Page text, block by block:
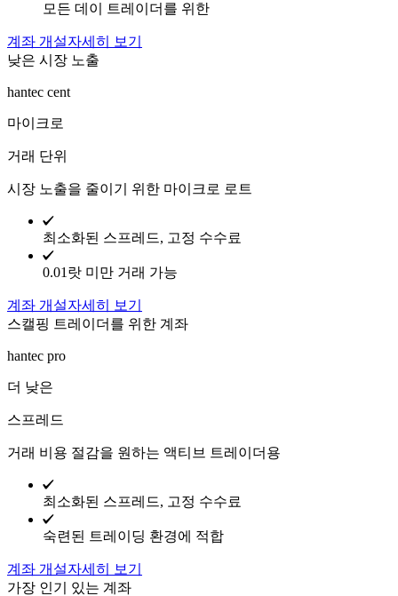
모든 데이 트레이더를 위한
계좌 개설자세히 보기
낮은 시장 노출
hantec cent
마이크로
거래 단위
시장 노출을 줄이기 위한 마이크로 로트
최소화된 스프레드, 고정 수수료
0.01랏 미만 거래 가능
계좌 개설자세히 보기
스캘핑 트레이더를 위한 계좌
hantec pro
더 낮은
스프레드
거래 비용 절감을 원하는 액티브 트레이더용
최소화된 스프레드, 고정 수수료
숙련된 트레이딩 환경에 적합
계좌 개설자세히 보기
가장 인기 있는 계좌